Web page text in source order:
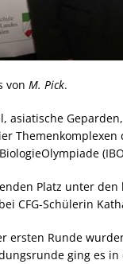
von M. Pick.
asiatische
Platz unter
CFG-Schülerin
ersten Runde
ging es